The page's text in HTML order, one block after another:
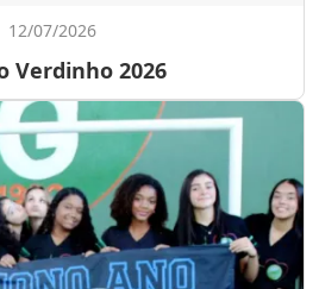
12/07/2026
Verdinho 2026